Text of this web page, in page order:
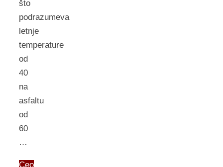
što
podrazumeva
letnje
temperature
od
40
na
asfaltu
od
60
…
Ceo